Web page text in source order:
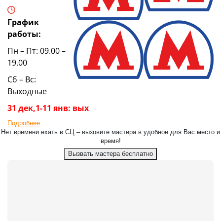
График
работы:
Пн – Пт: 09.00 –
19.00
Сб – Вс:
Выходные
31 дек,1-11 янв: вых
Подробнее
Нет времени ехать в СЦ – вызовите мастера в удобное для Вас место и
время!
Вызвать мастера бесплатно